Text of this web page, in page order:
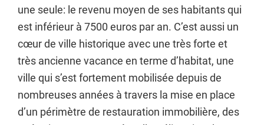
une seule: le revenu moyen de ses habitants qui
est inférieur à 7500 euros par an. C’est aussi un
cœur de ville historique avec une très forte et
très ancienne vacance en terme d’habitat, une
ville qui s’est fortement mobilisée depuis de
nombreuses années à travers la mise en place
d’un périmètre de restauration immobilière, des